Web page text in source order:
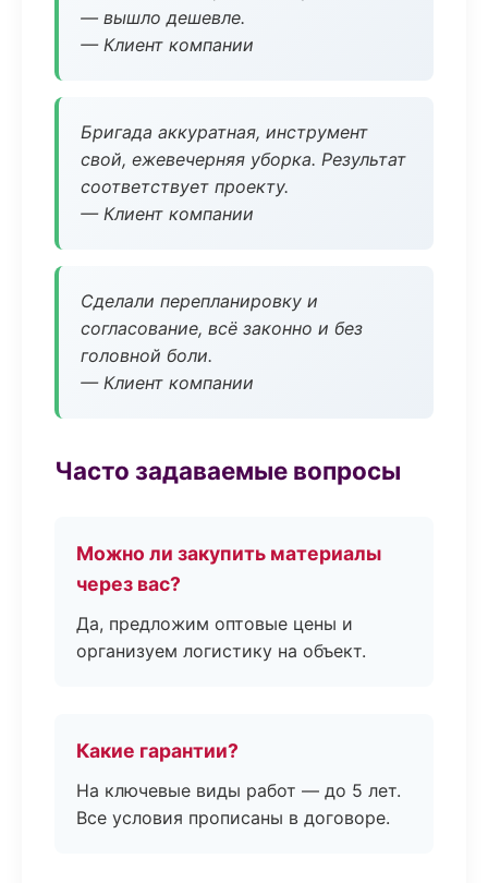
— вышло дешевле.
— Клиент компании
Бригада аккуратная, инструмент
свой, ежевечерняя уборка. Результат
соответствует проекту.
— Клиент компании
Сделали перепланировку и
согласование, всё законно и без
головной боли.
— Клиент компании
Часто задаваемые вопросы
Можно ли закупить материалы
через вас?
Да, предложим оптовые цены и
организуем логистику на объект.
Какие гарантии?
На ключевые виды работ — до 5 лет.
Все условия прописаны в договоре.